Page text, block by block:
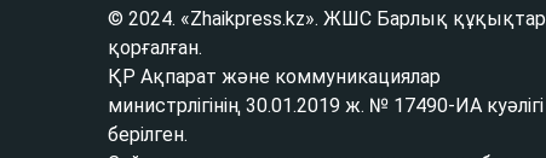
© 2024. «Zhaikpress.kz». ЖШС Барлық құқықтар
қорғалған.
ҚР Ақпарат және коммуникациялар
министрлігінің 30.01.2019 ж. № 17490-ИА куәлігі
берілген.